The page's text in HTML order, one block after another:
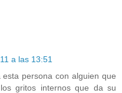
a las 13:51
persona con alguien que
gritos internos que da su